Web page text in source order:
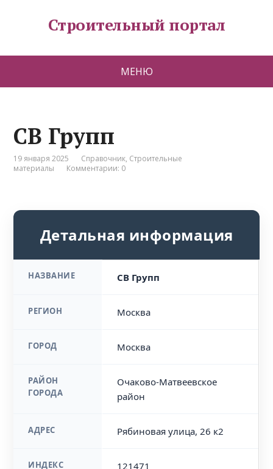
Строительный портал
МЕНЮ
СВ Групп
19 января 2025 Справочник, Строительные
материалы
Комментарии: 0
Детальная информация
НАЗВАНИЕ СВ Групп
РЕГИОН Москва
ГОРОД Москва
РАЙОН
ГОРОДА
Очаково-Матвеевское
район
АДРЕС Рябиновая улица, 26 к2
ИНДЕКС 121471